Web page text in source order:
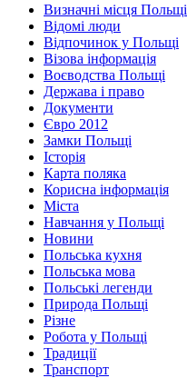
Визначні місця Польщі
Відомі люди
Відпочинок у Польщі
Візова інформація
Воєводства Польщі
Держава і право
Документи
Євро 2012
Замки Польщі
Історія
Карта поляка
Корисна інформація
Міста
Навчання у Польщі
Новини
Польська кухня
Польська мова
Польські легенди
Природа Польщі
Різне
Робота у Польщі
Традиції
Транспорт